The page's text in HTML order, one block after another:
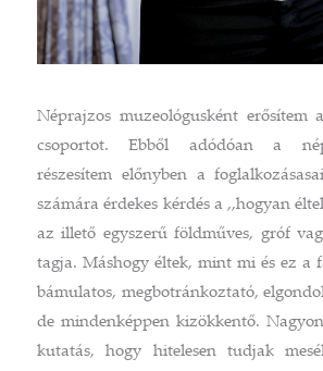
Néprajzos muzeológusként erősítem
csoportot. Ebből adódóan a
részesítem előnyben a
számára érdekes kérdés a ,,hogyan
az illető egyszerű földműves, gróf
tagja. Máshogy éltek, mint mi és ez a
bámulatos, megbotránkoztató,
de mindenképpen kizökkentő.
kutatás, hogy hitelesen tudjak